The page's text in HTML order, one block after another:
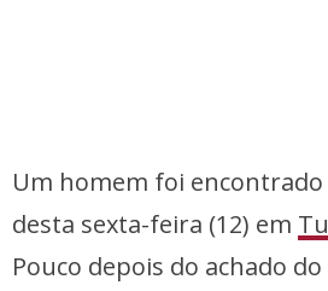
Um homem foi
desta sexta-feira (12) em
Pouco depois do achado do